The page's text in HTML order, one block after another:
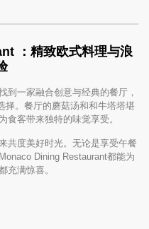
：精致欧式料理与浪
到一家融合创意与经典的餐厅，
择。餐厅的蘑菇汤和和牛塔塔堪
食客带来独特的味觉享受。
共度美好时光。无论是享受午餐
Dining Restaurant都能为
充满惊喜。